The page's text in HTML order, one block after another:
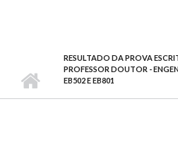
RESULTADO DA PROVA
PROFESSOR DOUTOR -
EB502 E EB801